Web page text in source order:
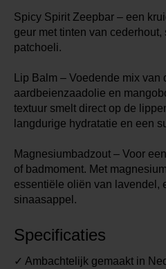
Spicy Spirit Zeepbar – een
geur met tinten van
patchoeli.
Lip Balm – Voedende mix van
aardbeienzaadolie en
textuur smelt direct op de
langdurige hydratatie en een
Magnesiumbadzout – Voor
of badmoment. Met
essentiële oliën van lavendel,
sinaasappel.
Specificaties
✓ Ambachtelijk gemaakt in